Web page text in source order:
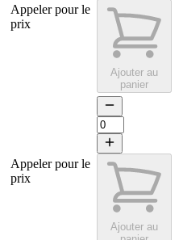
Appeler pour le
prix
Ajouter au
panier
Appeler pour le
prix
Ajouter au